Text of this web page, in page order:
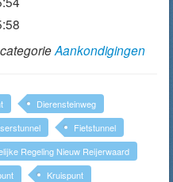
Aankondigingen
Dierensteinweg
Fietstunnel
Regeling Nieuw Reijerwaard
Kruispunt